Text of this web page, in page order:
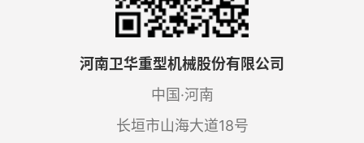
河南卫华重型机械股份有限公司
中国·河南
长垣市山海大道18号